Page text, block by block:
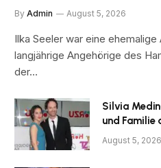
By Admin August 5, 2026
Ilka Seeler war eine ehemalige
langjährige Angehörige des
der…
Silvia
und Familie
August 5, 2026